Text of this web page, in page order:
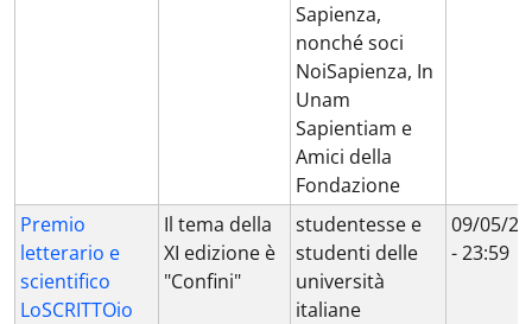
Sapienza,
nonché soci
NoiSapienza, In
Unam
Sapientiam e
Amici della
Fondazione
Premio
letterario e
scientifico
LoSCRITTOio
Il tema della
XI edizione è
"Confini"
studentesse e
studenti delle
università
italiane
09/05/
- 23:59